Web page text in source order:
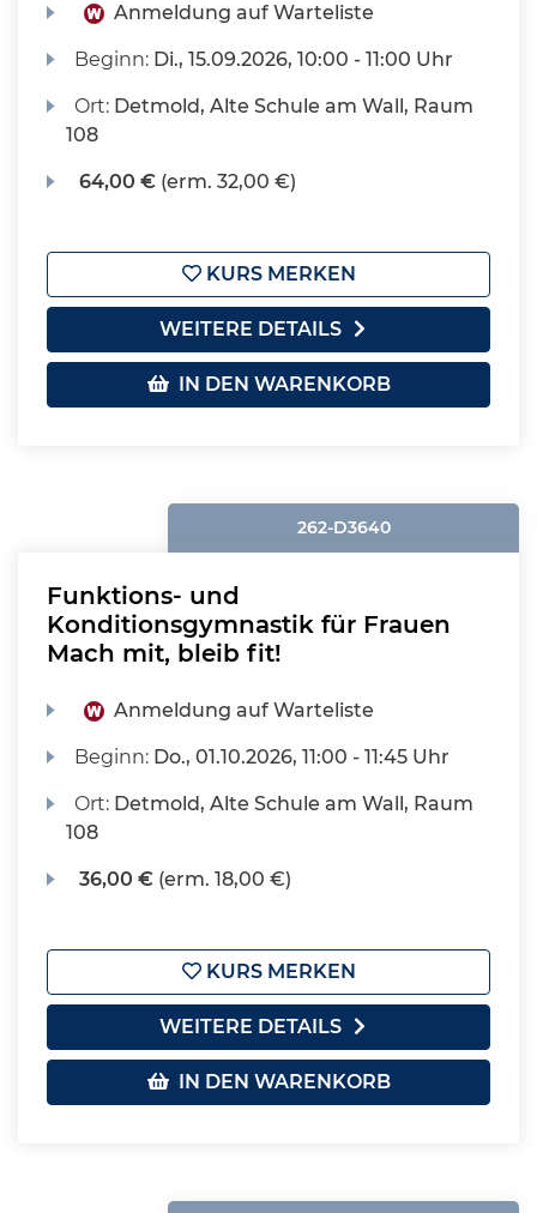
Anmeldung auf Warteliste
Beginn: Di., 15.09.2026, 10:00 - 11:00 Uhr
Ort: Detmold, Alte Schule am Wall, Raum
108
64,00 € (erm. 32,00 €)
KURS MERKEN
WEITERE DETAILS
IN DEN WARENKORB
262-D3640
Funktions- und
Konditionsgymnastik für Frauen
Mach mit, bleib fit!
Anmeldung auf Warteliste
Beginn: Do., 01.10.2026, 11:00 - 11:45 Uhr
Ort: Detmold, Alte Schule am Wall, Raum
108
36,00 € (erm. 18,00 €)
KURS MERKEN
WEITERE DETAILS
IN DEN WARENKORB